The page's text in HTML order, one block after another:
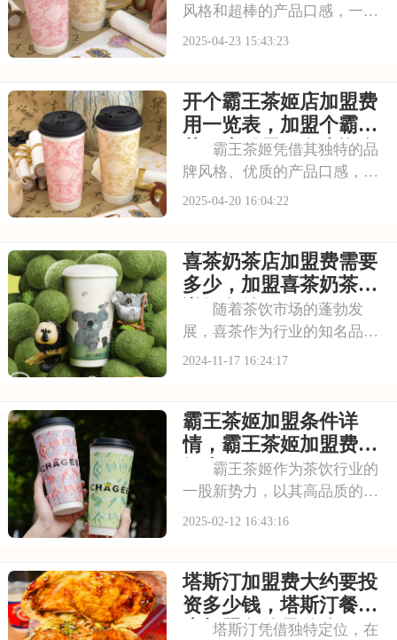
风格和超棒的产品口感，一下
子就成了好多消费者心里的白
开始盯上霸王茶姬的加盟机会
啦。今天我就来给大家好好介
绍一下霸王茶姬加盟费
2025-04-23 15:43:23
开个霸王茶姬店加盟费
用一览表，加盟个霸王
茶姬店铺需要多少资金
霸王茶姬凭借其独特的品
牌风格、优质的产品口感，成
为了众多消费者心中的青睐。
霸王茶姬的加盟机会。那么，
加盟霸王茶姬到底需要多少钱
呢？本文将为你详细
2025-04-20 16:04:22
喜茶奶茶店加盟费需要
多少，加盟喜茶奶茶店
详细条件
随着茶饮市场的蓬勃发
展，喜茶作为行业的知名品
牌，吸引了众多创业者的目
了他们必须了解的关键信息。
以下是关于喜茶奶茶店加盟费
需要多少，加盟喜茶奶茶店
2024-11-17 16:24:17
霸王茶姬加盟条件详
情，霸王茶姬加盟费明
细表
霸王茶姬作为茶饮行业的
一股新势力，以其高品质的产
品和创新的经营理念赢得了市
加盟费及加盟条件是至关重要
的。本文将为您详细介绍霸王
茶姬的加盟相关信息
2025-02-12 16:43:16
塔斯汀加盟费大约要投
资多少钱，塔斯汀餐饮
店加盟条件是什么
塔斯汀凭借独特定位，在